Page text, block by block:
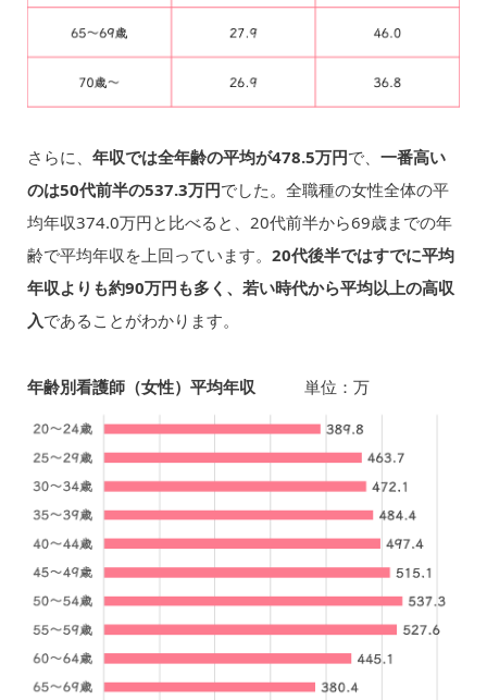
さらに、 年収では全年齢の平均が478.5万円で、 一番高い
のは50代前半の537.3万円でした。全職種の女性全体の平
均年収374.0万円と比べると、20代前半から69歳までの年
齢で平均年収を上回っています。 20代後半ではすでに平均
年収よりも約90万円も多く、若い時代から平均以上の高収
入であることがわかります。
年齢別看護師（女性）平均年収 単位：万